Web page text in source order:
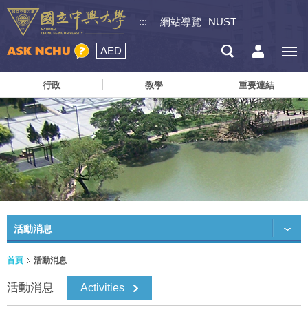
::: 網站導覽 NUST
AED
行政 教學 重要連結
活動消息
首頁 活動消息
活動消息 Activities